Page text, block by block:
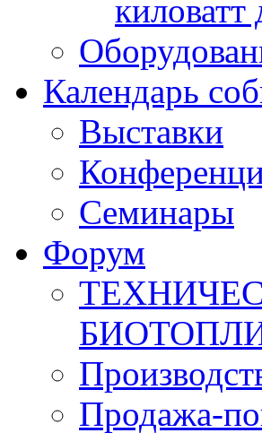
киловатт
Календарь
Выставки
Семинары
Форум
Продажа-